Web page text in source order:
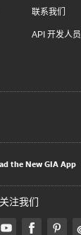
联系我们
API 开发人员
the New GIA App
关注我们